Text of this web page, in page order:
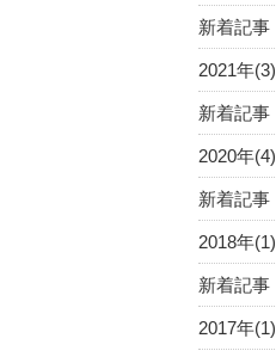
新着記事
2021年(3)
新着記事
2020年(4)
新着記事
2018年(1)
新着記事
2017年(1)